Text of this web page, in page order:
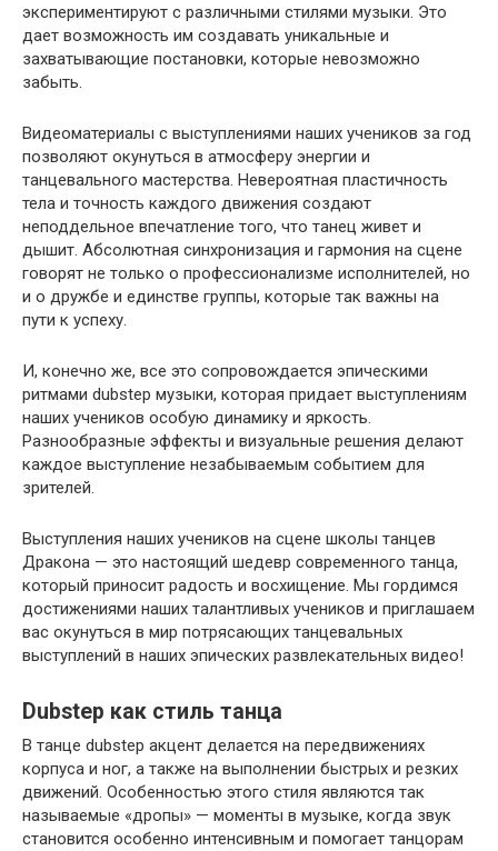
экспериментируют с различными стилями музыки. Это
дает возможность им создавать уникальные и
захватывающие постановки, которые невозможно
забыть.
Видеоматериалы с выступлениями наших учеников за год
позволяют окунуться в атмосферу энергии и
танцевального мастерства. Невероятная пластичность
тела и точность каждого движения создают
неподдельное впечатление того, что танец живет и
дышит. Абсолютная синхронизация и гармония на сцене
говорят не только о профессионализме исполнителей, но
и о дружбе и единстве группы, которые так важны на
пути к успеху.
И, конечно же, все это сопровождается эпическими
ритмами dubstep музыки, которая придает выступлениям
наших учеников особую динамику и яркость.
Разнообразные эффекты и визуальные решения делают
каждое выступление незабываемым событием для
зрителей.
Выступления наших учеников на сцене школы танцев
Дракона — это настоящий шедевр современного танца,
который приносит радость и восхищение. Мы гордимся
достижениями наших талантливых учеников и приглашаем
вас окунуться в мир потрясающих танцевальных
выступлений в наших эпических развлекательных видео!
Dubstep как стиль танца
В танце dubstep акцент делается на передвижениях
корпуса и ног, а также на выполнении быстрых и резких
движений. Особенностью этого стиля являются так
называемые «дропы» — моменты в музыке, когда звук
становится особенно интенсивным и помогает танцорам